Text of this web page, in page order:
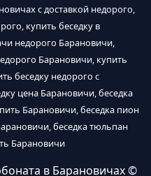
с доставкой недорого,
купить беседку в
недорого Барановичи,
Барановичи, купить
беседку недорого с
цена Барановичи, беседка
Барановичи, беседка пион
беседка тюльпан
Барановичи
в Барановичах©